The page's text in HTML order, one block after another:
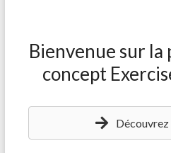
Bienvenue sur la
concept